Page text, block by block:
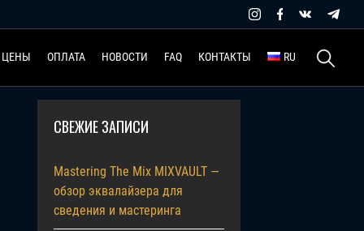
ЦЕНЫ ОПЛАТА НОВОСТИ FAQ КОНТАКТЫ RU Найти:
СВЕЖИЕ ЗАПИСИ
Mastering The Mix MIXVAULT —
обзор эквалайзера для
сведения и мастеринга